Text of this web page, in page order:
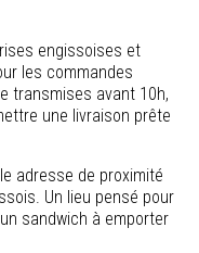
engissoises et
les commandes
transmises avant 10h,
une livraison prête
adresse de proximité
Un lieu pensé pour
sandwich à emporter